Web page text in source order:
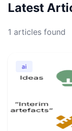
Latest
1 articles found
ai